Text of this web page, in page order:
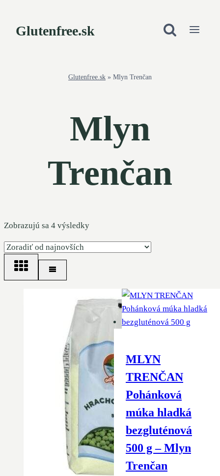
content
Glutenfree.sk
Glutenfree.sk » Mlyn Trenčan
Mlyn
Trenčan
Zobrazujú sa 4 výsledkyZoradené
najnovších
MLYN
TRENČAN
Pohánková
múka hladká
bezgluténová
500 g – Mlyn
Trenčan